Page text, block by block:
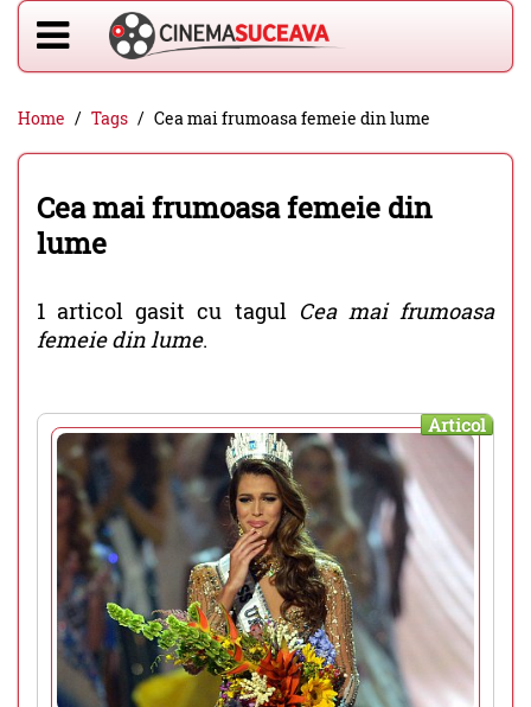
Home Tags Cea mai frumoasa femeie din lume
Cea mai frumoasa femeie din
lume
1 articol gasit cu tagul Cea mai frumoasa
femeie din lume.
Articol